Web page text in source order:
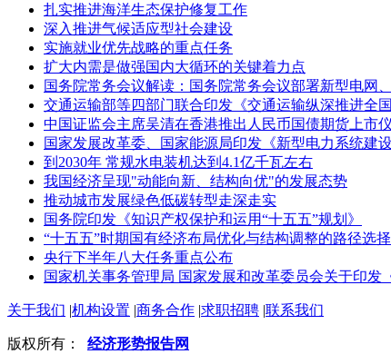
扎实推进海洋生态保护修复工作
深入推进气候适应型社会建设
实施就业优先战略的重点任务
扩大内需是做强国内大循环的关键着力点
国务院常务会议解读：国务院常务会议部署新型电网
交通运输部等四部门联合印发《交通运输纵深推进全
中国证监会主席吴清在香港推出人民币国债期货上市
国家发展改革委、国家能源局印发《新型电力系统建设
到2030年 常规水电装机达到4.1亿千瓦左右
我国经济呈现"动能向新、结构向优"的发展态势
推动城市发展绿色低碳转型走深走实
国务院印发《知识产权保护和运用“十五五”规划》
“十五五”时期国有经济布局优化与结构调整的路径选择
央行下半年八大任务重点公布
国家机关事务管理局 国家发展和改革委员会关于印发
关于我们 |机构设置 |商务合作 |求职招聘 |联系我们
版权所有： 经济形势报告网